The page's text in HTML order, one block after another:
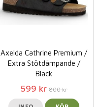
Axelda Cathrine Premium /
Extra Stötdämpande /
Black
599 kr 800 kr